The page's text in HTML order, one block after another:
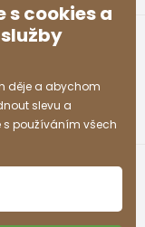
s cookies a
děje a abychom
slevu a
používáním všech